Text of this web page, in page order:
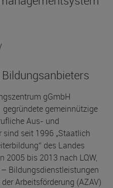
gGmbH
gemeinnützige
Aus- und
seit 1996 „Staatlich
des Landes
2005 bis 2013 nach LQW,
Bildungsdienstleistungen
Arbeitsförderung (AZAV)